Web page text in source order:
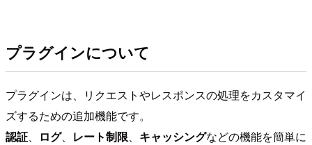
プラグインについて
プラグインは、リクエストやレスポンスの処理をカスタマイ
ズするための追加機能です。
認証、 ログ、 レート制限、 キャッシングなどの機能を簡単に